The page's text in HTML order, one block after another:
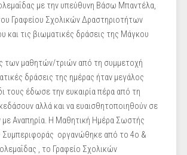
με την υπεύθυνη Βάσω Μπαντέλα,
Γραφείου Σχολικών Δραστηριοτήτων
και τις βιωματικές δράσεις της Μάγκου
των μαθητών/τριών από τη συμμετοχή
δράσεις της ημέρας ήταν μεγάλος
τους έδωσε την ευκαιρία πέρα από τη
αλλά και να ευαισθητοποιηθούν σε
Αναπηρία. Η Μαθητική Ημέρα Σωστής
Συμπεριφοράς οργανώθηκε από το 4ο &
, το Γραφείο Σχολικών